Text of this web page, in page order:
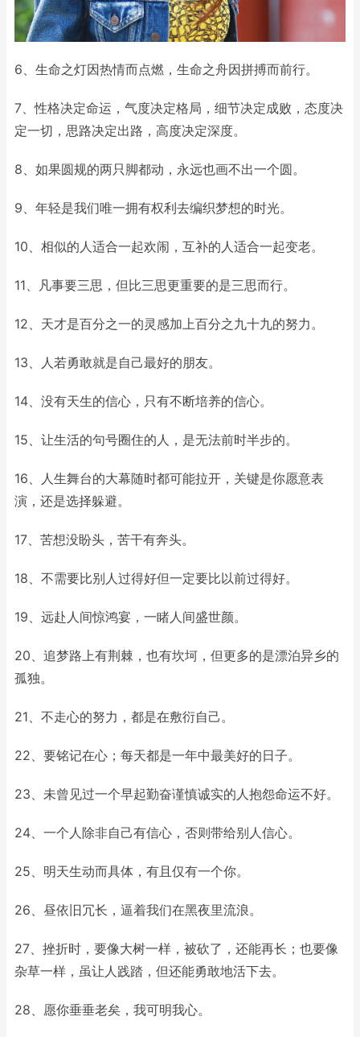
6、生命之灯因热情而点燃，生命之舟因拼搏而前行。
7、性格决定命运，气度决定格局，细节决定成败，态度决
定一切，思路决定出路，高度决定深度。
8、如果圆规的两只脚都动，永远也画不出一个圆。
9、年轻是我们唯一拥有权利去编织梦想的时光。
10、相似的人适合一起欢闹，互补的人适合一起变老。
11、凡事要三思，但比三思更重要的是三思而行。
12、天才是百分之一的灵感加上百分之九十九的努力。
13、人若勇敢就是自己最好的朋友。
14、没有天生的信心，只有不断培养的信心。
15、让生活的句号圈住的人，是无法前时半步的。
16、人生舞台的大幕随时都可能拉开，关键是你愿意表
演，还是选择躲避。
17、苦想没盼头，苦干有奔头。
18、不需要比别人过得好但一定要比以前过得好。
19、远赴人间惊鸿宴，一睹人间盛世颜。
20、追梦路上有荆棘，也有坎坷，但更多的是漂泊异乡的
孤独。
21、不走心的努力，都是在敷衍自己。
22、要铭记在心；每天都是一年中最美好的日子。
23、未曾见过一个早起勤奋谨慎诚实的人抱怨命运不好。
24、一个人除非自己有信心，否则带给别人信心。
25、明天生动而具体，有且仅有一个你。
26、昼依旧冗长，逼着我们在黑夜里流浪。
27、挫折时，要像大树一样，被砍了，还能再长；也要像
杂草一样，虽让人践踏，但还能勇敢地活下去。
28、愿你垂垂老矣，我可明我心。